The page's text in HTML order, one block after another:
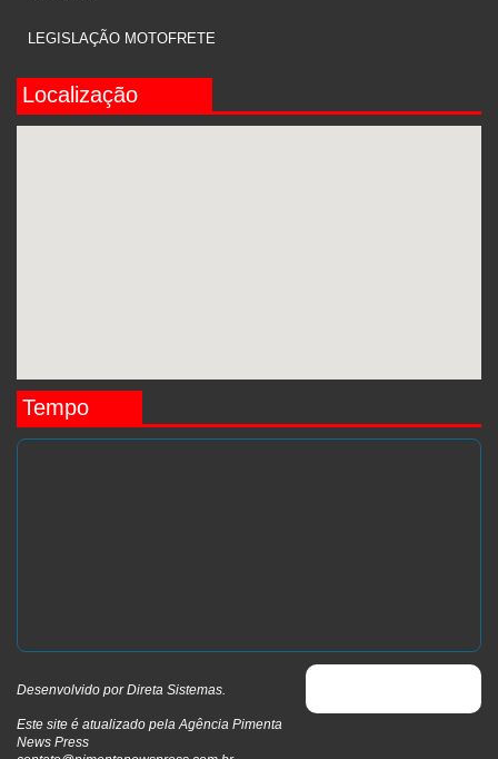
LEGISLAÇÃO MOTOFRETE
Localização
Tempo
Desenvolvido porDireta Sistemas.
Este site é atualizado pela Agência Pimenta
News Press